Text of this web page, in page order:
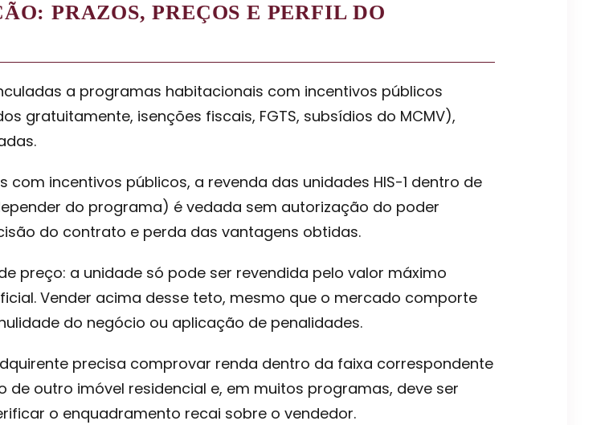
PRAZOS, PREÇOS E PERFIL DO
a programas habitacionais com incentivos públicos
gratuitamente, isenções fiscais, FGTS, subsídios do MCMV),
com incentivos públicos, a revenda das unidades HIS-1 dentro de
do programa) é vedada sem autorização do poder
do contrato e perda das vantagens obtidas.
preço: a unidade só pode ser revendida pelo valor máximo
Vender acima desse teto, mesmo que o mercado comporte
do negócio ou aplicação de penalidades.
precisa comprovar renda dentro da faixa correspondente
outro imóvel residencial e, em muitos programas, deve ser
o enquadramento recai sobre o vendedor.